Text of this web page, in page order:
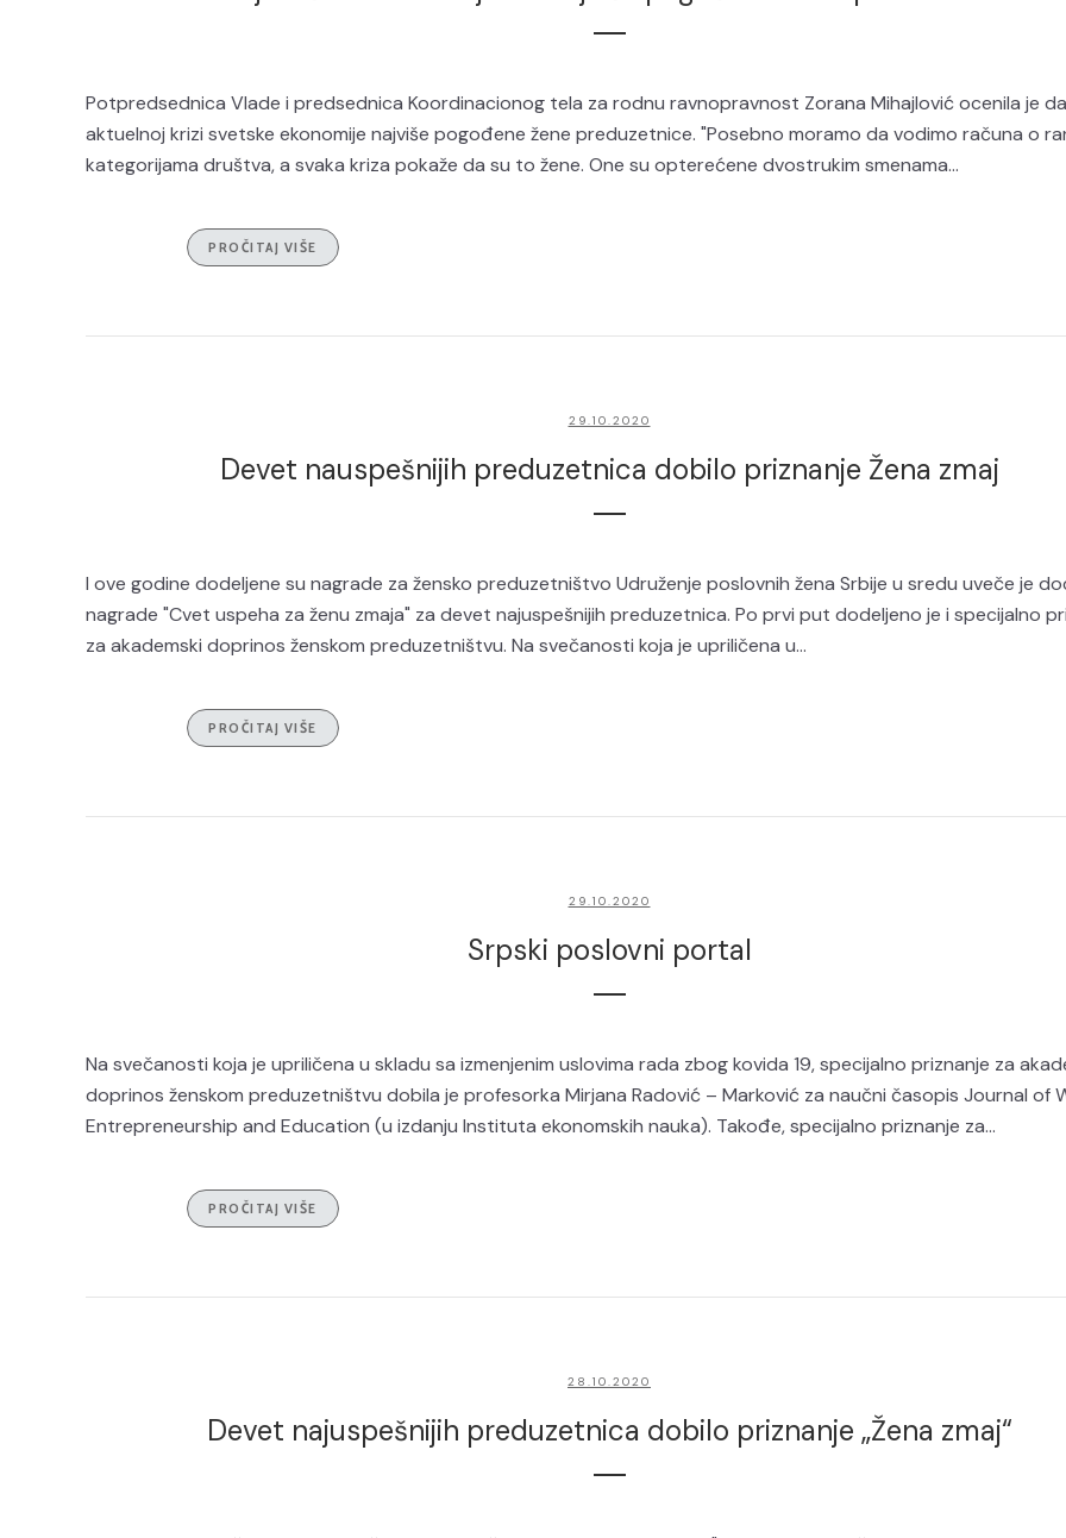
Potpredsednica Vlade i predsednica Koordinacionog tela za rodnu ravnopravnost Zorana Mihajlović ocenila je
aktuelnoj krizi svetske ekonomije najviše pogođene žene preduzetnice. "Posebno moramo da vodimo računa o
kategorijama društva, a svaka kriza pokaže da su to žene. One su opterećene dvostrukim smenama...
PROČITAJ VIŠE
29.10.2020
Devet nauspešnijih preduzetnica dobilo priznanje Žena zmaj
I ove godine dodeljene su nagrade za žensko preduzetništvo Udruženje poslovnih žena Srbije u sredu uveče je
nagrade "Cvet uspeha za ženu zmaja" za devet najuspešnijih preduzetnica. Po prvi put dodeljeno je i specijalno
za akademski doprinos ženskom preduzetništvu. Na svečanosti koja je upriličena u...
PROČITAJ VIŠE
29.10.2020
Srpski poslovni portal
Na svečanosti koja je upriličena u skladu sa izmenjenim uslovima rada zbog kovida 19, specijalno priznanje za
doprinos ženskom preduzetništvu dobila je profesorka Mirjana Radović – Marković za naučni časopis Journal of
Entrepreneurship and Education (u izdanju Instituta ekonomskih nauka). Takođe, specijalno priznanje za...
PROČITAJ VIŠE
28.10.2020
Devet najuspešnijih preduzetnica dobilo priznanje „Žena zmaj“